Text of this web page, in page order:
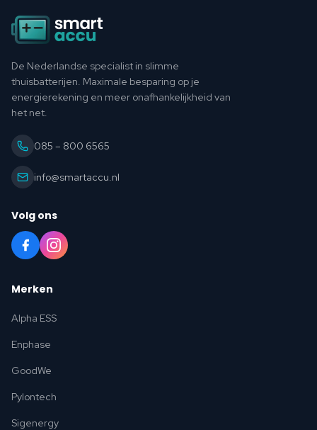
Footer
De Nederlandse specialist in slimme
thuisbatterijen. Maximale besparing op je
energierekening en meer onafhankelijkheid van
het net.
085 – 800 6565
info@smartaccu.nl
Volg ons
Merken
Alpha ESS
Enphase
GoodWe
Pylontech
Sigenergy